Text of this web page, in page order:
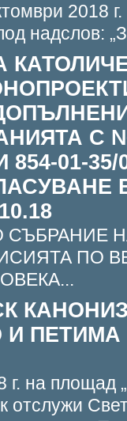
2018
надслов:
С
854-01-
ПО
ПЕТИМА
г. на площад
отслужи